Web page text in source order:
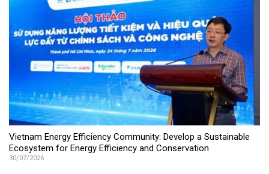
Vietnam Energy Efficiency Community: Develop a Sustainable
Ecosystem for Energy Efficiency and Conservation
30/07/2026